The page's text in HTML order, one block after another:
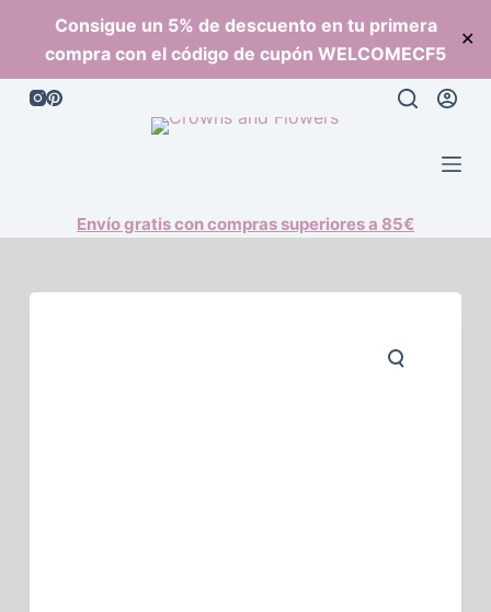
Consigue un 5% de descuento en tu primera
compra con el código de cupón WELCOMECF5
✕
l
Envío gratis con compras superiores a 85€